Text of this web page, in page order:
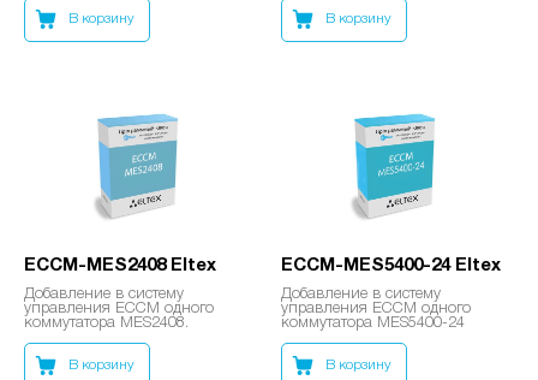
В корзину В корзину
ECCM-MES2408 Eltex
Добавление в систему
управления ECCM одного
коммутатора MES2408.
В корзину
ECCM-MES5400-24 Eltex
Добавление в систему
управления ECCM одного
коммутатора MES5400-24
В корзину